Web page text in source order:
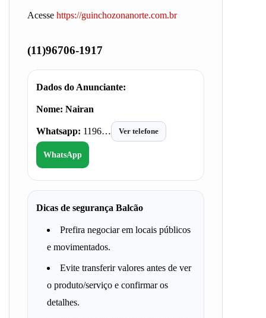
Acesse https://guinchozonanorte.com.br
(11)96706-1917
Dados do Anunciante:
Nome: Nairan
Whatsapp: 1196… Ver telefone
WhatsApp
Dicas de segurança Balcão
Prefira negociar em locais públicos
e movimentados.
Evite transferir valores antes de ver
o produto/serviço e confirmar os
detalhes.